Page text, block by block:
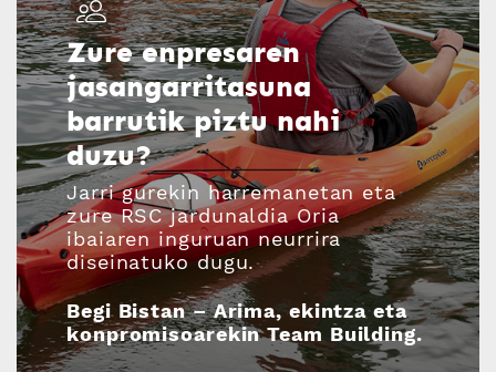
Zure enpresaren
jasangarritasuna
barrutik piztu nahi
duzu?
Jarri gurekin harremanetan eta
zure RSC jardunaldia Oria
ibaiaren inguruan neurrira
diseinatuko dugu.
Begi Bistan – Arima, ekintza eta
konpromisoarekin Team Building.